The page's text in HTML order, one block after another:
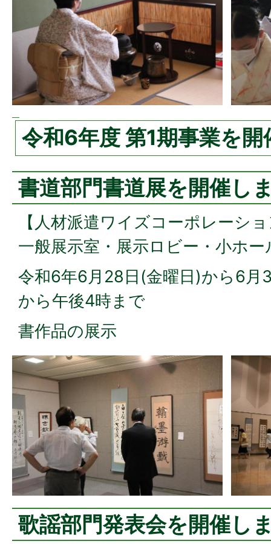
令和6年度 第1期事業を
書道部門書道展を開催し
【人材派遣ワイズコーポレーシ
一般展示室・展示ロビー・小ホー
令和6年6月28日(金曜日)から6月
から午後4時まで
書作品の展示
歌謡部門発表会を開催し